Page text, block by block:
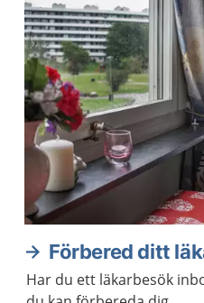
Förbered ditt
Har du ett läkarbesök